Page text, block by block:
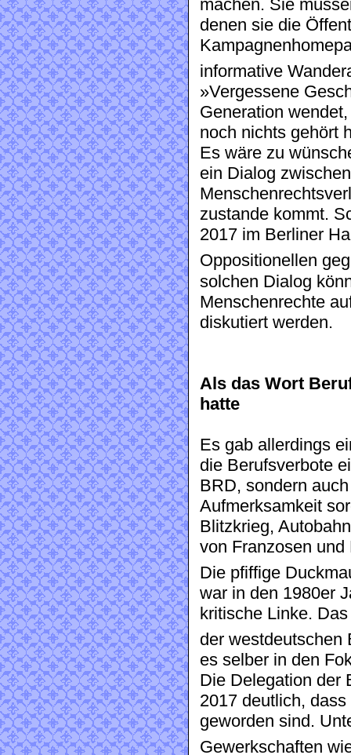
machen. Sie
denen sie die
informative
»Vergessene
Generation
noch nichts gehört
Es wäre zu
ein Dialog
zustande kommt.
2017 im Berliner
Oppositionellen
solchen Dialog
Menschenrechte
diskutiert werden.
Als das Wort
hatte
Es gab allerdings
die Berufsverbote
BRD, sondern
Aufmerksamkeit
Blitzkrieg,
von Franzosen und
Die pfiffige
war in den 1980er
kritische Linke.
der westdeutschen
es selber in den
Die Delegation der
2017 deutlich,
geworden sind.
Gewerkschaften